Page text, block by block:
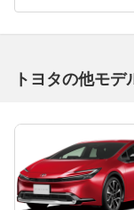
トヨタの他モデ